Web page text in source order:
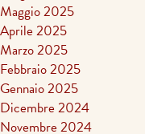
Maggio 2025
Aprile 2025
Marzo 2025
Febbraio 2025
Gennaio 2025
Dicembre 2024
Novembre 2024